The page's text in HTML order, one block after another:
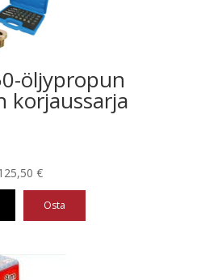
öljypropun
korjaussarja
€
Osta